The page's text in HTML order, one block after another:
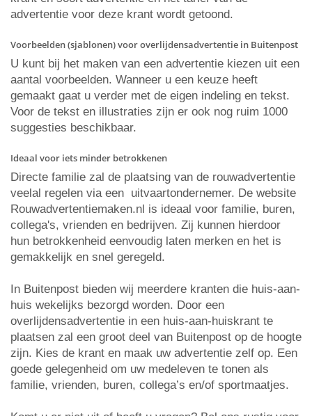
advertentie voor deze krant wordt getoond.
Voorbeelden (sjablonen) voor overlijdensadvertentie in Buitenpost
U kunt bij het maken van een advertentie kiezen uit een
aantal voorbeelden. Wanneer u een keuze heeft
gemaakt gaat u verder met de eigen indeling en tekst.
Voor de tekst en illustraties zijn er ook nog ruim 1000
suggesties beschikbaar.
Ideaal voor iets minder betrokkenen
Directe familie zal de plaatsing van de rouwadvertentie
veelal regelen via een uitvaartondernemer. De website
Rouwadvertentiemaken.nl is ideaal voor familie, buren,
collega's, vrienden en bedrijven. Zij kunnen hierdoor
hun betrokkenheid eenvoudig laten merken en het is
gemakkelijk en snel geregeld.
In Buitenpost bieden wij meerdere kranten die huis-aan-
huis wekelijks bezorgd worden. Door een
overlijdensadvertentie in een huis-aan-huiskrant te
plaatsen zal een groot deel van Buitenpost op de hoogte
zijn. Kies de krant en maak uw advertentie zelf op. Een
goede gelegenheid om uw medeleven te tonen als
familie, vrienden, buren, collega’s en/of sportmaatjes.